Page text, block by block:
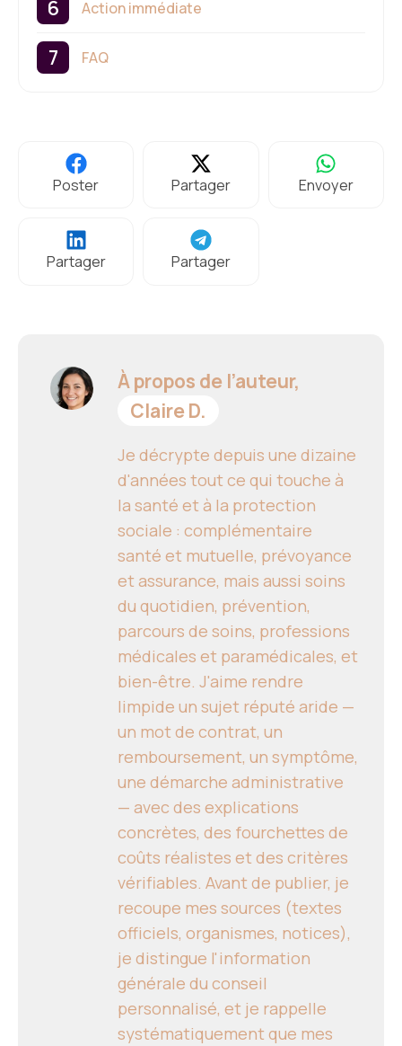
Action immédiate
FAQ
Poster Partager Envoyer
Partager Partager
À propos de l’auteur,
Claire D.
Je décrypte depuis une dizaine
d'années tout ce qui touche à
la santé et à la protection
sociale : complémentaire
santé et mutuelle, prévoyance
et assurance, mais aussi soins
du quotidien, prévention,
parcours de soins, professions
médicales et paramédicales, et
bien-être. J'aime rendre
limpide un sujet réputé aride —
un mot de contrat, un
remboursement, un symptôme,
une démarche administrative
— avec des explications
concrètes, des fourchettes de
coûts réalistes et des critères
vérifiables. Avant de publier, je
recoupe mes sources (textes
officiels, organismes, notices),
je distingue l'information
générale du conseil
personnalisé, et je rappelle
systématiquement que mes